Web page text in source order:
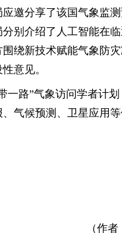
邀分享了该国气象监
别介绍了人工智能在
绕新技术赋能气象防
意见。
一路”气象访问学者计
气候预测、卫星应用
（作